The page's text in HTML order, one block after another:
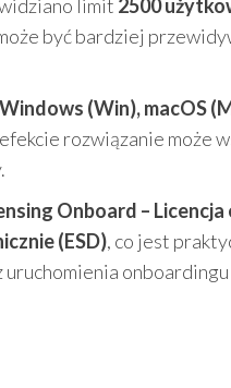
limit 2500
być bardziej
(Win), macOS
rozwiązanie może
Onboard –
(ESD), co jest